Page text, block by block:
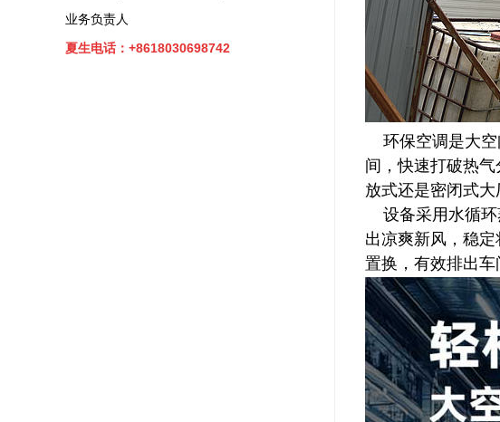
环保空调是大空
间，快速打破热
放式还是密闭式大
设备采用水循环
出凉爽新风，稳
置换，有效排出车
业务负责人
夏生电话：+8618030698742